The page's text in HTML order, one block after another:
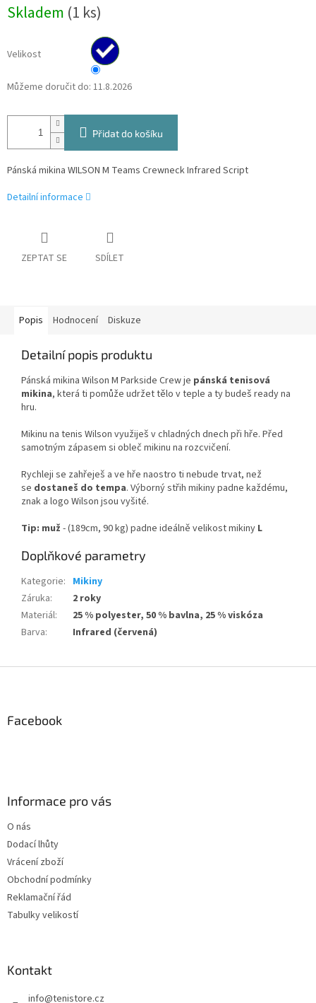
cena:
Skladem (1 ks)
Velikost
Můžeme doručit do: 11.8.2026
Přidat do košíku
Pánská mikina WILSON M Teams Crewneck Infrared Script
Detailní informace
ZEPTAT SE SDÍLET
Popis Hodnocení Diskuze
Detailní popis produktu
Pánská mikina Wilson M Parkside Crew je pánská tenisová
mikina, která ti pomůže udržet tělo v teple a ty budeš ready na
hru.
Mikinu na tenis Wilson využiješ v chladných dnech při hře. Před
samotným zápasem si obleč mikinu na rozcvičení.
Rychleji se zahřeješ a ve hře naostro ti nebude trvat, než
se dostaneš do tempa. Výborný střih mikiny padne každému,
znak a logo Wilson jsou vyšité.
Tip: muž - (189cm, 90 kg) padne ideálně velikost mikiny L
Doplňkové parametry
Kategorie: Mikiny
Záruka:
2 roky
Materiál:
25 % polyester, 50 % bavlna, 25 % viskóza
Barva: Infrared (červená)
Facebook
Informace pro vás
O nás
Dodací lhůty
Vrácení zboží
Obchodní podmínky
Reklamační řád
Tabulky velikostí
Kontakt
info@tenistore.cz